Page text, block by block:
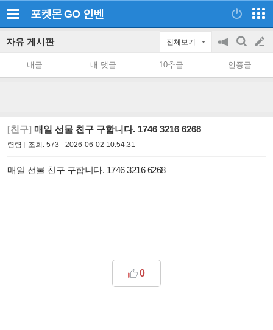
포켓몬 GO 인벤
자유 게시판 전체보기
공
on/off
검
색
글
쓰
내글 내 댓글 10추글 인증글
[친구] 매일 선물 친구 구합니다. 1746 3216 6268
렴렴 조회: 573 2026-06-02 10:54:31
매일 선물 친구 구합니다. 1746 3216 6268
0